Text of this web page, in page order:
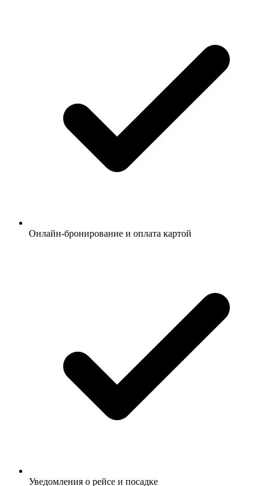
Онлайн-бронирование и оплата картой
Уведомления о рейсе и посадке